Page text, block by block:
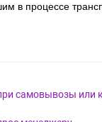
в процессе
самовывозы или